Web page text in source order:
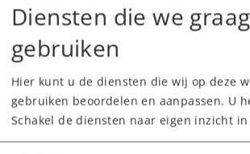
Highlights
Aantrekkelijk ontwerp ter
60-jarige jubileum van het
Pantografen en
Diensten die we
gebruiken
Hier kunt u de diensten die wij op deze
gebruiken beoordelen en aanpassen. U
Schakel de diensten naar eigen inzicht